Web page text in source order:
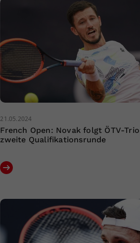
21.05.2024
French Open: Novak folgt ÖTV-
zweite Qualifikationsrunde